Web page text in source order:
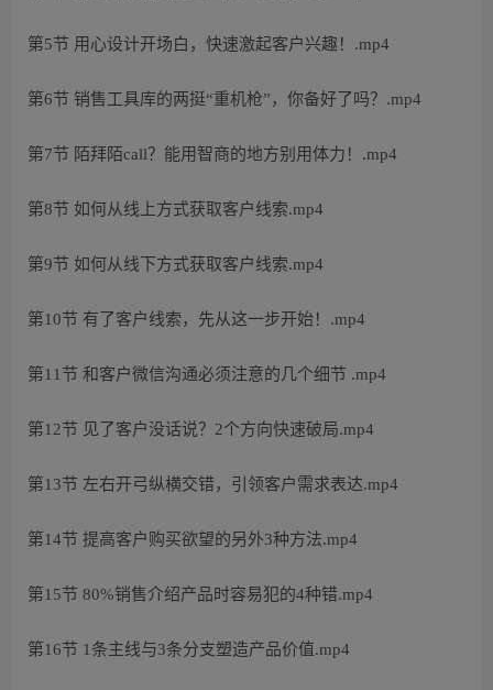
第5节 用心设计开场白，快速激起客户兴趣！.mp4
第6节 销售工具库的两挺“重机枪”，你备好了吗？.mp4
第7节 陌拜陌call？能用智商的地方别用体力！.mp4
第8节 如何从线上方式获取客户线索.mp4
第9节 如何从线下方式获取客户线索.mp4
第10节 有了客户线索，先从这一步开始！.mp4
第11节 和客户微信沟通必须注意的几个细节 .mp4
第12节 见了客户没话说？2个方向快速破局.mp4
第13节 左右开弓纵横交错，引领客户需求表达.mp4
第14节 提高客户购买欲望的另外3种方法.mp4
第15节 80%销售介绍产品时容易犯的4种错.mp4
第16节 1条主线与3条分支塑造产品价值.mp4